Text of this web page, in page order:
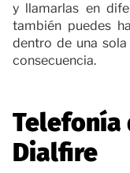
y llamarlas en
también puedes
dentro de una
consecuencia.
Telefonía
Dialfire